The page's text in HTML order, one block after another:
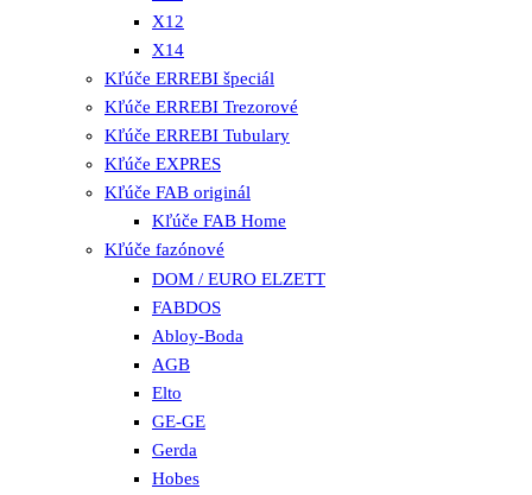
X12
X14
Kľúče ERREBI špeciál
Kľúče ERREBI Trezorové
Kľúče ERREBI Tubulary
Kľúče EXPRES
Kľúče FAB originál
Kľúče FAB Home
Kľúče fazónové
DOM / EURO ELZETT
FABDOS
Abloy-Boda
AGB
Elto
GE-GE
Gerda
Hobes